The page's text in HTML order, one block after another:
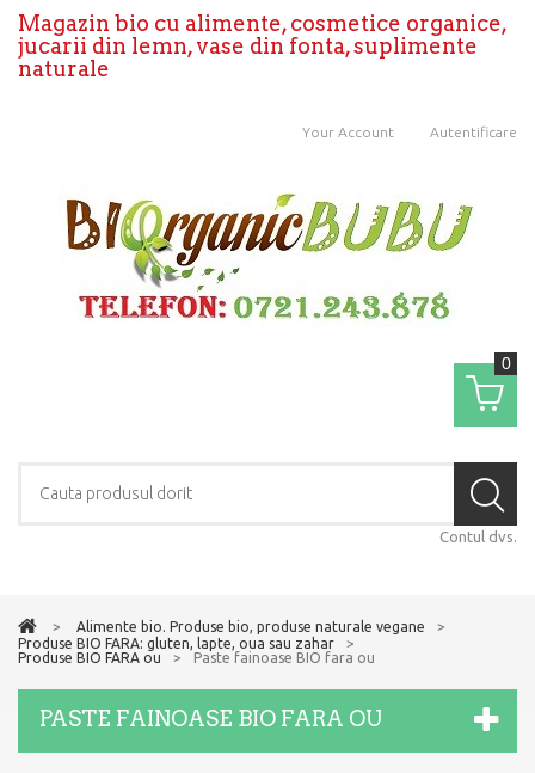
Magazin bio cu alimente, cosmetice organice,
jucarii din lemn, vase din fonta, suplimente
naturale
Autentificare
Your Account
0
Contul dvs.
> Alimente bio. Produse bio, produse naturale vegane
>
Produse BIO FARA: gluten, lapte, oua sau zahar
>
Produse BIO FARA ou
> Paste fainoase BIO fara ou
PASTE FAINOASE BIO FARA OU